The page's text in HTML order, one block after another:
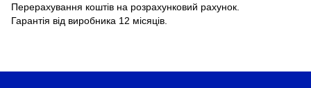
Перерахування коштів на розрахунковий рахунок.
Гарантія від виробника 12 місяців.